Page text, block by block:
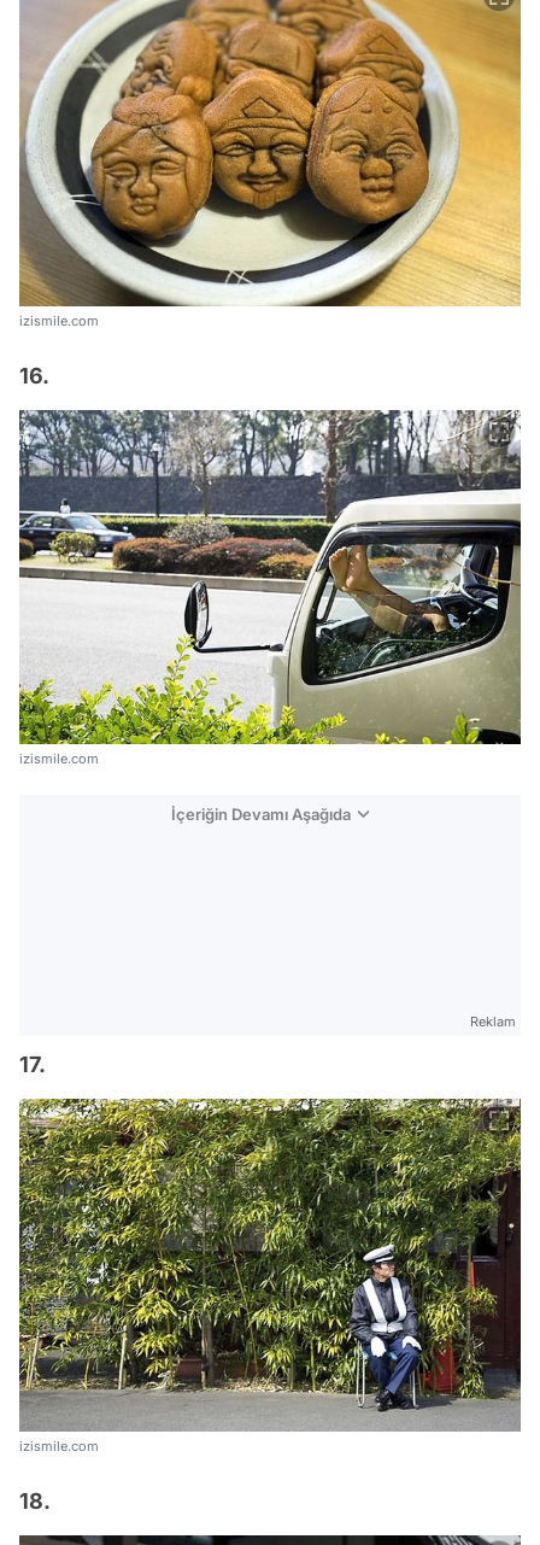
izismile.com
16.
izismile.com
İçeriğin Devamı Aşağıda
Reklam
17.
izismile.com
18.